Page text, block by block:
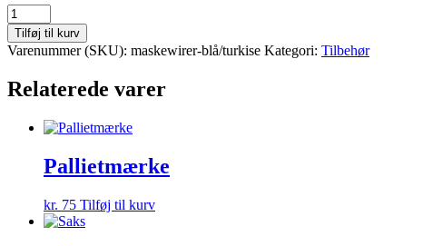
Maskewirer
antal
Tilføj til kurv
Varenummer (SKU): maskewirer-blå/turkise Kategori: Tilbehør
Relaterede varer
Pallietmærke
kr. 75 Tilføj til kurv